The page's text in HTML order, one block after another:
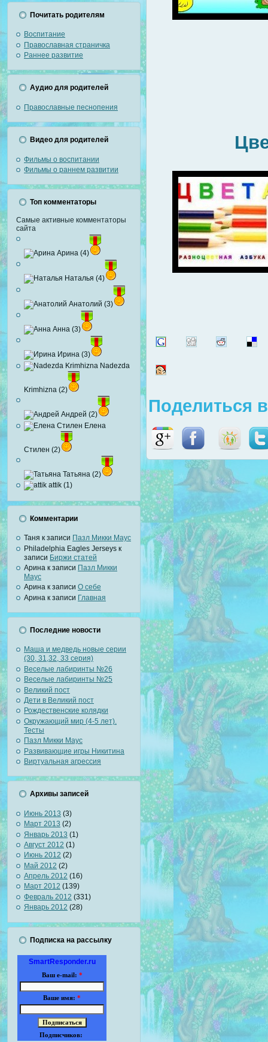
Почитать родителям
Воспитание
Православная страничка
Раннее развитие
Аудио для родителей
Православные песнопения
Видео для родителей
Фильмы о воспитании
Фильмы о раннем развитии
Топ комментаторы
Самые активные комментаторы
сайта
Арина (4)
Наталья (4)
Анатолий (3)
Анна (3)
Ирина (3)
Nadezda
Krimhizna (2)
Андрей (2)
Елена
Стилен (2)
Татьяна (2)
attik (1)
Комментарии
Таня к записи Пазл Микки Маус
Philadelphia Eagles Jerseys к
записи Биржи статей
Арина к записи Пазл Микки
Маус
Арина к записи О себе
Арина к записи Главная
Последние новости
Маша и медведь новые серии
(30, 31,32, 33 серия)
Веселые лабиринты №26
Веселые лабиринты №25
Великий пост
Дети в Великий пост
Рождественские колядки
Окружающий мир (4-5 лет).
Тесты
Пазл Микки Маус
Развивающие игры Никитина
Виртуальная агрессия
Архивы записей
Июнь 2013 (3)
Март 2013 (2)
Январь 2013 (1)
Август 2012 (1)
Июнь 2012 (2)
Май 2012 (2)
Апрель 2012 (16)
Март 2012 (139)
Февраль 2012 (331)
Январь 2012 (28)
Подписка на рассылку
SmartResponder.ru
Ваш e-mail: *
Ваше имя: *
Подписчиков:
Поделиться